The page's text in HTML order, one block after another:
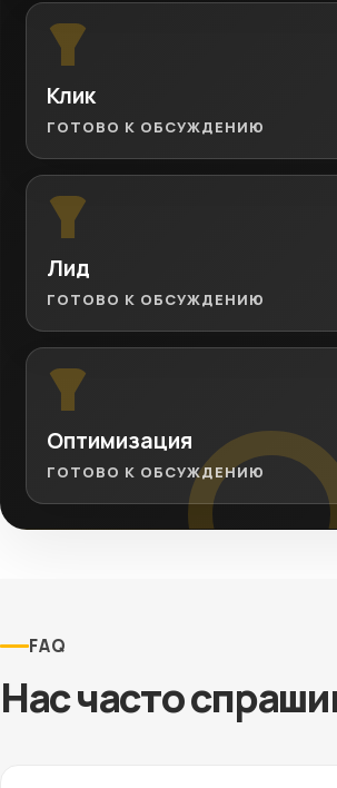
Клик
ГОТОВО К ОБСУЖДЕНИЮ
Лид
ГОТОВО К ОБСУЖДЕНИЮ
Оптимизация
ГОТОВО К ОБСУЖДЕНИЮ
FAQ
Нас часто